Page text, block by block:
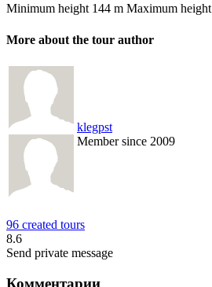
Minimum height 144 m Maximum height
More about the tour author
klegpst
Member since 2009
96 created tours
8.6
Send private message
Комментарии